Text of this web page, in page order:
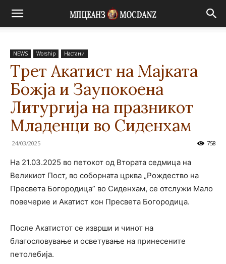
NEWS Worship Настани
Трет Акатист на Мајката
Божја и Заупокоена
Литургија на празникот
Младенци во Сиденхам
24/03/2025 758
На 21.03.2025 во петокот од Втората седмица на
Великиот Пост, во соборната црква „Рождество на
Пресвета Богородица” во Сиденхам, се отслужи Мало
повечерие и Акатист кон Пресвета Богородица.
После Акатистот се изврши и чинот на
благословување и осветување на принесените
петолебија.